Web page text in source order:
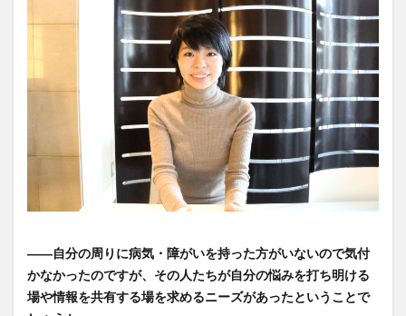
大変
な経
験を
ほど
対し
信」
でき
るこ
とが
――自分の周りに病気・障がいを持った方がいないので気付
かなかったのですが、その人たちが自分の悩みを打ち明ける
場や情報を共有する場を求めるニーズがあったということで